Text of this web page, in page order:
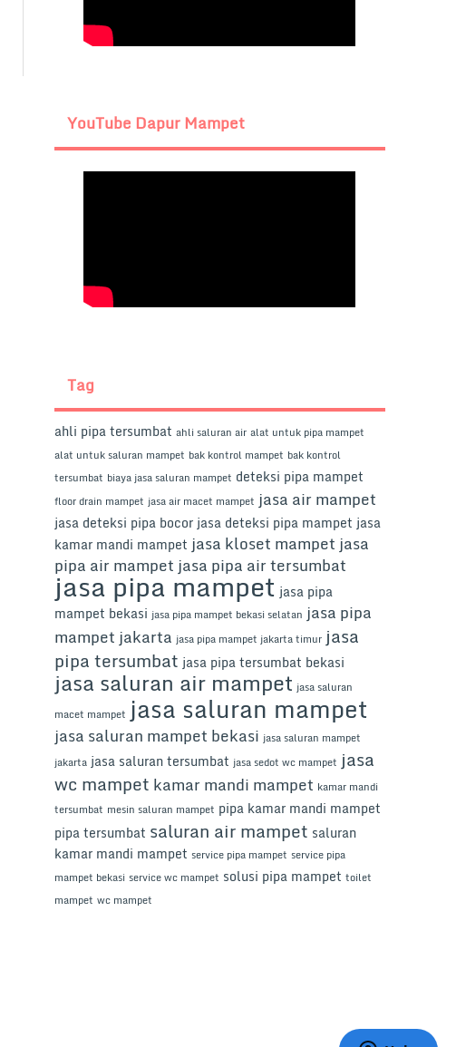
YouTube Dapur Mampet
Tag
ahli pipa tersumbat ahli saluran air alat untuk pipa mampet
alat untuk saluran mampet bak kontrol mampet bak kontrol
tersumbat biaya jasa saluran mampet deteksi pipa mampet
floor drain mampet jasa air macet mampet jasa air mampet
jasa deteksi pipa bocor jasa deteksi pipa mampet jasa
kamar mandi mampet jasa kloset mampet jasa
pipa air mampet jasa pipa air tersumbat
jasa pipa mampet jasa pipa
mampet bekasi jasa pipa mampet bekasi selatan jasa pipa
mampet jakarta jasa pipa mampet jakarta timur jasa
pipa tersumbat jasa pipa tersumbat bekasi
jasa saluran air mampet jasa saluran
macet mampet jasa saluran mampet
jasa saluran mampet bekasi jasa saluran mampet
jakarta jasa saluran tersumbat jasa sedot wc mampet jasa
wc mampet kamar mandi mampet kamar mandi
tersumbat mesin saluran mampet pipa kamar mandi mampet
pipa tersumbat saluran air mampet saluran
kamar mandi mampet service pipa mampet service pipa
mampet bekasi service wc mampet solusi pipa mampet toilet
mampet wc mampet